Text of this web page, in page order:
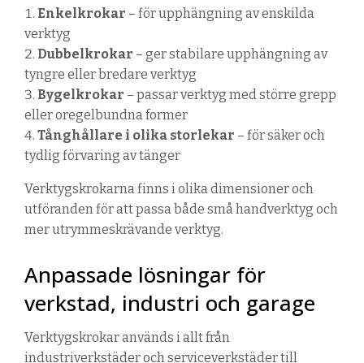
Enkelkrokar – för upphängning av enskilda
verktyg
Dubbelkrokar – ger stabilare upphängning av
tyngre eller bredare verktyg
Bygelkrokar – passar verktyg med större grepp
eller oregelbundna former
Tånghållare i olika storlekar – för säker och
tydlig förvaring av tänger
Verktygskrokarna finns i olika dimensioner och
utföranden för att passa både små handverktyg och
mer utrymmeskrävande verktyg.
Anpassade lösningar för
verkstad, industri och garage
Verktygskrokar används i allt från
industriverkstäder och serviceverkstäder till